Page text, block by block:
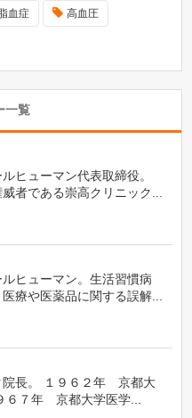
血症 高血圧
一覧
ヒューマン代表取締役。
者である崇高クリニック...
ヒューマン。生活習慣病
療や医薬品に関する誤解...
院長。 １９６２年 京都大
６７年 京都大学医学...